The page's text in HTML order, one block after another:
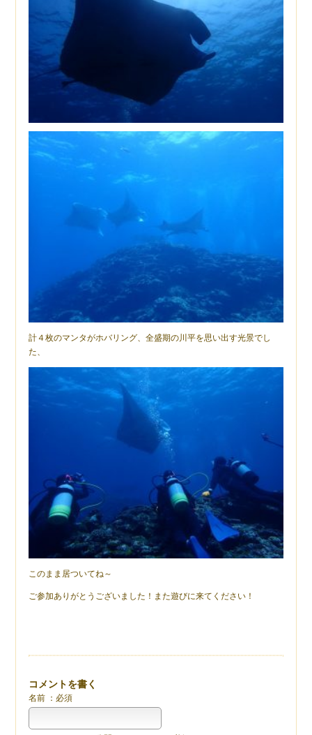
計４枚のマンタがホバリング、全盛期の川平を思い出す光景でし
た、
このまま居ついてね～
ご参加ありがとうございました！また遊びに来てください！
コメントを書く
名前 ：必須